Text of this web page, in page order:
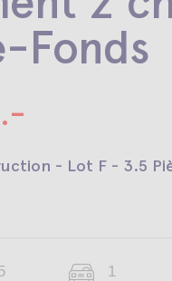
Fonds
- Lot F - 3.5
1